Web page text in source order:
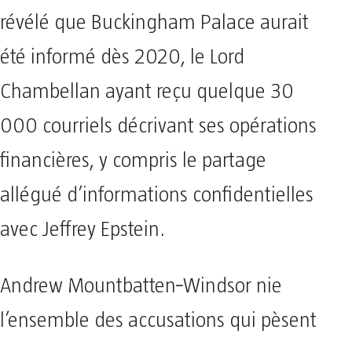
révélé que Buckingham Palace aurait
été informé dès 2020, le Lord
Chambellan ayant reçu quelque 30
000 courriels décrivant ses opérations
financières, y compris le partage
allégué d’informations confidentielles
avec Jeffrey Epstein.
Andrew Mountbatten‑Windsor nie
l’ensemble des accusations qui pèsent